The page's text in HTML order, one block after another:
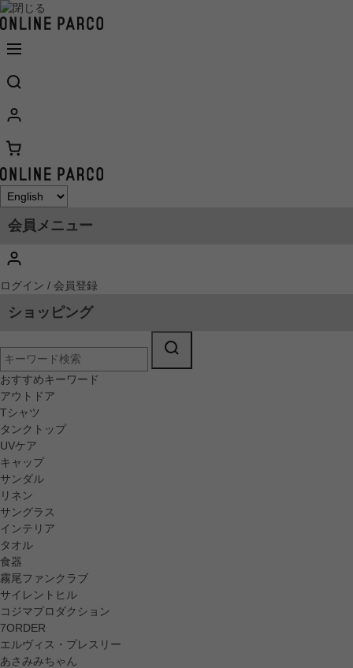
会員メニュー
ログイン / 会員登録
ショッピング
おすすめキーワード
アウトドア
Tシャツ
タンクトップ
UVケア
キャップ
サンダル
リネン
サングラス
インテリア
タオル
食器
霧尾ファンクラブ
サイレントヒル
コジマプロダクション
7ORDER
エルヴィス・プレスリー
あさみみちゃん